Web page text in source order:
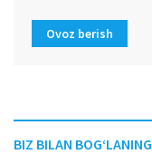
Ovoz berish
BIZ BILAN BOG‘LANING